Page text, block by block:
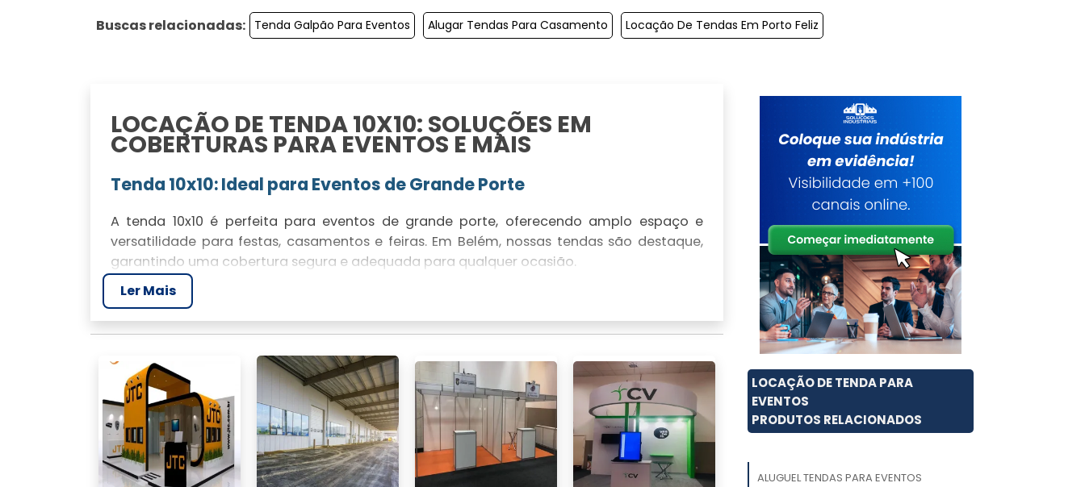
Buscas relacionadas: Tenda Galpão Para Eventos Alugar Tendas Para Casamento Locação De Tendas Em Porto Feliz
LOCAÇÃO DE TENDA 10X10: SOLUÇÕES EM
COBERTURAS PARA EVENTOS E MAIS
Tenda 10x10: Ideal para Eventos de Grande Porte
A tenda 10x10 é perfeita para eventos de grande porte, oferecendo amplo espaço e
versatilidade para festas, casamentos e feiras. Em Belém, nossas tendas são destaque,
garantindo uma cobertura segura e adequada para qualquer ocasião.
Como a Estrutura Piramidal Oferece Segurança
Com uma estrutura piramidal, as tendas 10x10 são robustas e seguras, suportando
diferentes condições climáticas. A segurança é uma prioridade em eventos gerais e em
ambientes industriais.
Climatização e Conforto: Tendas Climatizadas com Ar-
Condicionado
Oferecemos tendas climatizadas com ar-condicionado, garantindo conforto em
Ler Mais
LOCAÇÃO DE TENDA PARA
EVENTOS
PRODUTOS RELACIONADOS
ALUGUEL TENDAS PARA EVENTOS